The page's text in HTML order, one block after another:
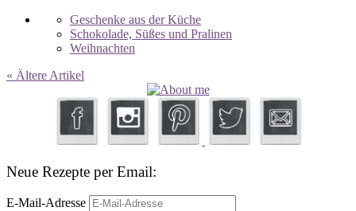
Geschenke aus der Küche
Schokolade, Süßes und Pralinen
Weihnachten
« Ältere Artikel
Neue Rezepte per Email:
E-Mail-Adresse